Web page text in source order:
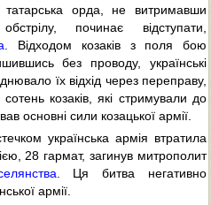
орда, не витримавши
починає відступати,
. Відходом козаків з поля бою
без проводу, українські
їх відхід через переправу,
козаків, які стримували до
основні сили козацької армії.
українська армія втратила
28 гармат, загинув митрополит
. Ця битва негативно
армії.